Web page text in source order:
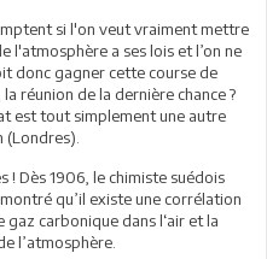
si l'on veut vraiment mettre
l'atmosphère a ses lois et l’on ne
donc gagner cette course de
réunion de la dernière chance ?
est tout simplement une autre
! Dès 1906, le chimiste suédois
qu’il existe une corrélation
carbonique dans l‘air et la
l’atmosphère.